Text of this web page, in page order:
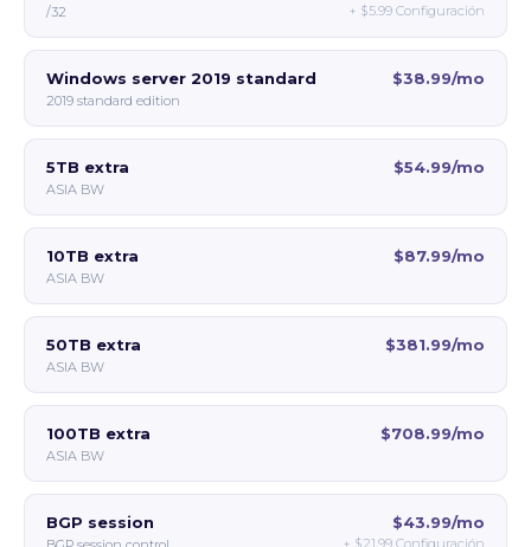
/32 + $5.99 Configuración
Windows server 2019 standard
2019 standard edition
$38.99/mo
5TB extra
ASIA BW
$54.99/mo
10TB extra
ASIA BW
$87.99/mo
50TB extra
ASIA BW
$381.99/mo
100TB extra
ASIA BW
$708.99/mo
BGP session $43.99/mo
+ $21.99 Configuración